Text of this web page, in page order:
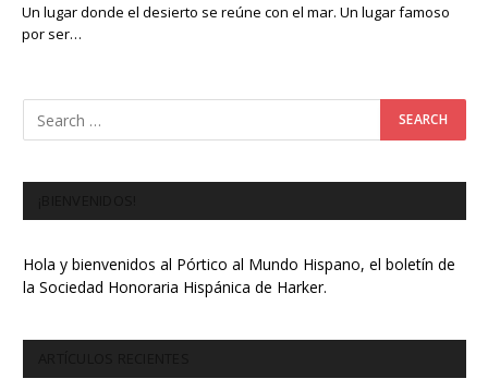
Un lugar donde el desierto se reúne con el mar. Un lugar famoso
por ser…
Hola y bienvenidos al Pórtico al Mundo Hispano, el boletín de
la Sociedad Honoraria Hispánica de Harker.